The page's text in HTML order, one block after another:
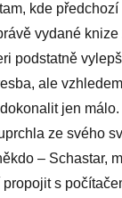
kde
vydané
podstatně
ale
jen
ze svého
– Schastar,
s